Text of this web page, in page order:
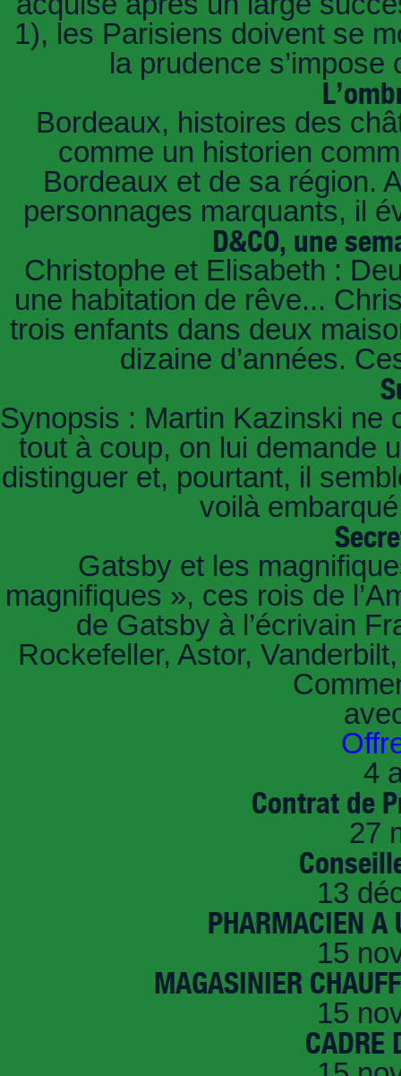
1), les Parisiens doivent se
la prudence
Bordeaux, histoires des
comme un historien
Bordeaux et de sa région.
personnages marquants, il
D&CO, une
Christophe et Elisabeth :
une habitation de rêve...
trois enfants dans deux
dizaine d’années.
Synopsis : Martin Kazinski ne
tout à coup, on lui demande
distinguer et, pourtant, il
voilà
Gatsby et les
magnifiques », ces rois de
de Gatsby à l’écrivain
Rockefeller, Astor,
4
Contrat de
27
13
PHARMACIEN A
15
MAGASINIER
15
CADRE